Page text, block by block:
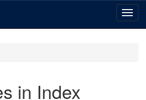
in Index